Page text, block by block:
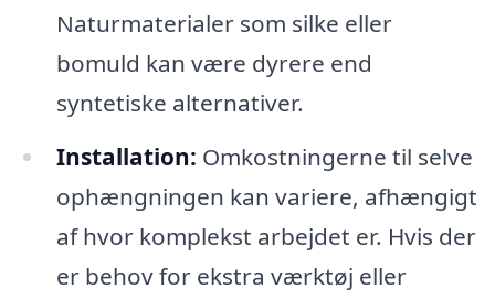
Naturmaterialer som silke eller
bomuld kan være dyrere end
syntetiske alternativer.
Installation: Omkostningerne til selve
ophængningen kan variere, afhængigt
af hvor komplekst arbejdet er. Hvis der
er behov for ekstra værktøj eller